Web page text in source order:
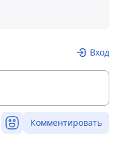
Вход
Комментировать